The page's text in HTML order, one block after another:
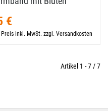
€
Preis inkl. MwSt. zzgl. Versandkosten
Artikel 1 - 7 / 7